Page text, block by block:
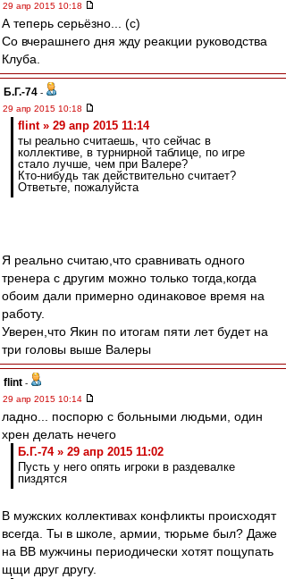
29 апр 2015 10:18
А теперь серьёзно... (c)
Со вчерашнего дня жду реакции руководства
Клуба.
Б.Г.-74 -
29 апр 2015 10:18
flint » 29 апр 2015 11:14
ты реально считаешь, что сейчас в
коллективе, в турнирной таблице, по игре
стало лучше, чем при Валере?
Кто-нибудь так действительно считает?
Ответьте, пожалуйста
Я реально считаю,что сравнивать одного
тренера с другим можно только тогда,когда
обоим дали примерно одинаковое время на
работу.
Уверен,что Якин по итогам пяти лет будет на
три головы выше Валеры
flint -
29 апр 2015 10:14
ладно... поспорю с больными людьми, один
хрен делать нечего
Б.Г.-74 » 29 апр 2015 11:02
Пусть у него опять игроки в раздевалке
пиздятся
В мужских коллективах конфликты происходят
всегда. Ты в школе, армии, тюрьме был? Даже
на ВВ мужчины периодически хотят пощупать
щщи друг другу.